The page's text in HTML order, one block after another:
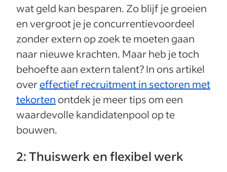
wat geld kan besparen. Zo blijf je groeien
en vergroot je je concurrentievoordeel
zonder extern op zoek te moeten gaan
naar nieuwe krachten. Maar heb je toch
behoefte aan extern talent? In ons artikel
overeffectief recruitment in sectoren met
tekorten ontdek je meer tips om een
waardevolle kandidatenpool op te
bouwen.
2: Thuiswerk en flexibel werk